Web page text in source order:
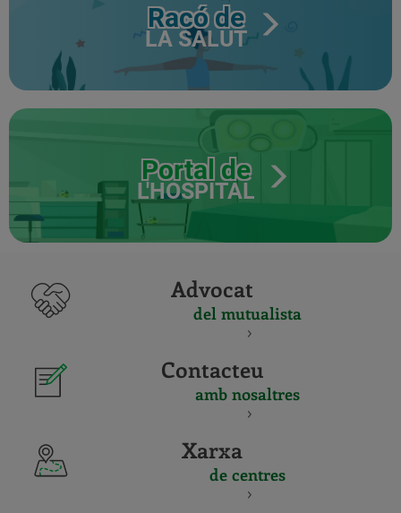
Racó de
LA SALUT
Portal de
L'HOSPITAL
Advocat
del mutualista
Contacteu
amb nosaltres
Xarxa
de centres